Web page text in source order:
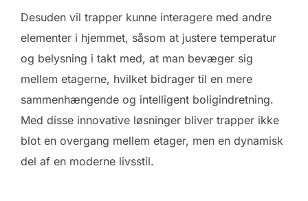
Desuden vil trapper kunne interagere med andre
elementer i hjemmet, såsom at justere temperatur
og belysning i takt med, at man bevæger sig
mellem etagerne, hvilket bidrager til en mere
sammenhængende og intelligent boligindretning.
Med disse innovative løsninger bliver trapper ikke
blot en overgang mellem etager, men en dynamisk
del af en moderne livsstil.